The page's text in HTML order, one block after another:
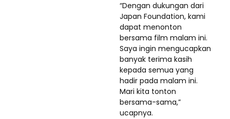
“Dengan dukungan dari
Japan Foundation, kami
dapat menonton
bersama film malam ini.
Saya ingin mengucapkan
banyak terima kasih
kepada semua yang
hadir pada malam ini.
Mari kita tonton
bersama-sama,”
ucapnya.